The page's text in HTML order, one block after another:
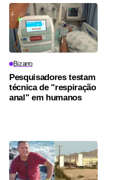
Bizarro
Pesquisadores testam
técnica de "respiração
anal" em humanos